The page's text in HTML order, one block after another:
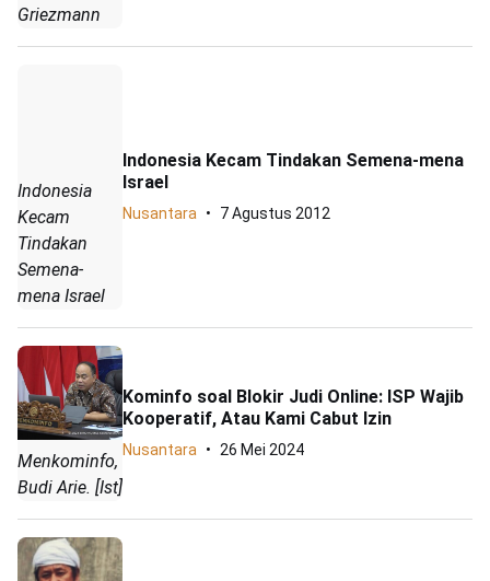
Griezmann
Indonesia
Kecam
Tindakan
Semena-
mena Israel
Indonesia Kecam Tindakan Semena-mena
Israel
Nusantara 7 Agustus 2012
Menkominfo,
Budi Arie. [Ist]
Kominfo soal Blokir Judi Online: ISP Wajib
Kooperatif, Atau Kami Cabut Izin
Nusantara 26 Mei 2024